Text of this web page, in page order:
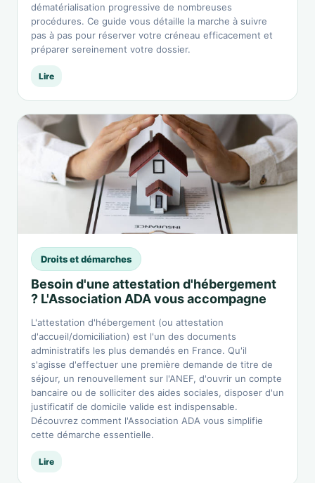
dématérialisation progressive de nombreuses
procédures. Ce guide vous détaille la marche à suivre
pas à pas pour réserver votre créneau efficacement et
préparer sereinement votre dossier.
Lire
Droits et démarches
Besoin d'une attestation d'hébergement
? L'Association ADA vous accompagne
L'attestation d'hébergement (ou attestation
d'accueil/domiciliation) est l'un des documents
administratifs les plus demandés en France. Qu'il
s'agisse d'effectuer une première demande de titre de
séjour, un renouvellement sur l'ANEF, d'ouvrir un compte
bancaire ou de solliciter des aides sociales, disposer d'un
justificatif de domicile valide est indispensable.
Découvrez comment l'Association ADA vous simplifie
cette démarche essentielle.
Lire